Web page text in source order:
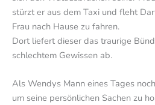
stürzt er aus dem Taxi und fleht
Frau nach Hause zu fahren.
Dort liefert dieser das traurige
schlechtem Gewissen ab.
Als Wendys Mann eines Tages
um seine persönlichen Sachen zu